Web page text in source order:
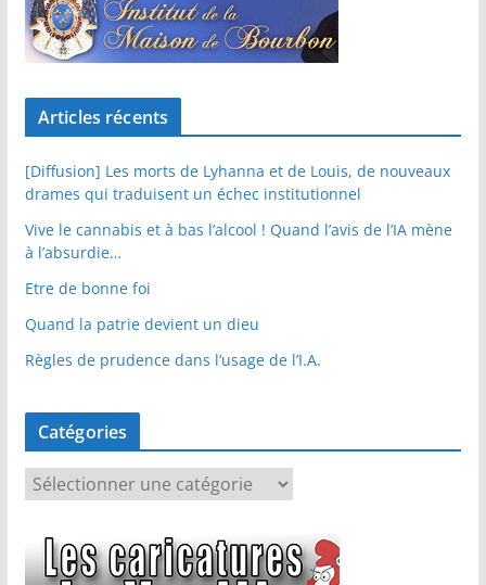
Articles récents
[Diffusion] Les morts de Lyhanna et de Louis, de nouveaux
drames qui traduisent un échec institutionnel
Vive le cannabis et à bas l’alcool ! Quand l’avis de l’IA mène
à l’absurdie…
Etre de bonne foi
Quand la patrie devient un dieu
Règles de prudence dans l’usage de l’I.A.
Catégories
é